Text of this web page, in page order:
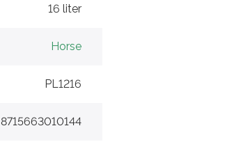
16 liter
Horse
PL1216
8715663010144